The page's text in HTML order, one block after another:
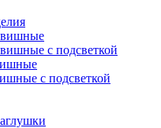
с подсветкой
с подсветкой